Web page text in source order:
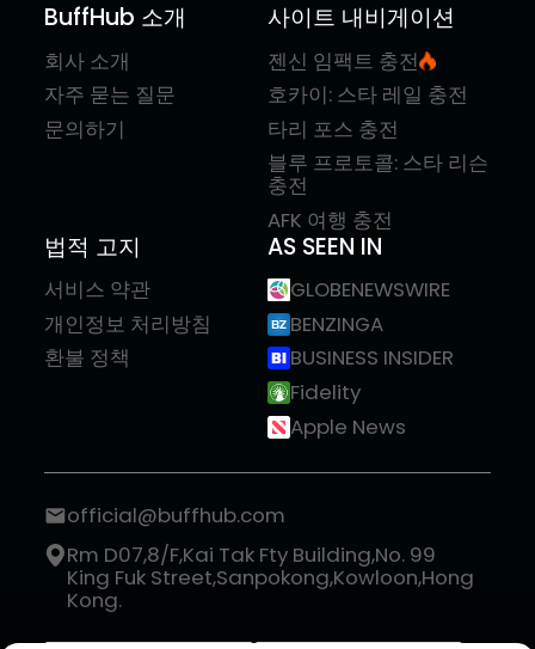
BuffHub 소개
회사 소개
자주 묻는 질문
문의하기
사이트 내비게이션
젠신 임팩트 충전
호카이: 스타 레일 충전
타리 포스 충전
블루 프로토콜: 스타 리슨
충전
AFK 여행 충전
법적 고지
서비스 약관
개인정보 처리방침
환불 정책
AS SEEN IN
GLOBENEWSWIRE
BENZINGA
BUSINESS INSIDER
Fidelity
Apple News
official@buffhub.com
Rm D07,8/F,Kai Tak Fty Building,No. 99
King Fuk Street,Sanpokong,Kowloon,Hong
Kong.